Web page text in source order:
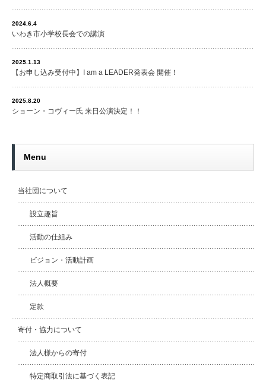
2024.6.4
いわき市小学校長会での講演
2025.1.13
【お申し込み受付中】I am a LEADER発表会 開催！
2025.8.20
ショーン・コヴィー氏 来日公演決定！！
Menu
当社団について
設立趣旨
活動の仕組み
ビジョン・活動計画
法人概要
定款
寄付・協力について
法人様からの寄付
特定商取引法に基づく表記